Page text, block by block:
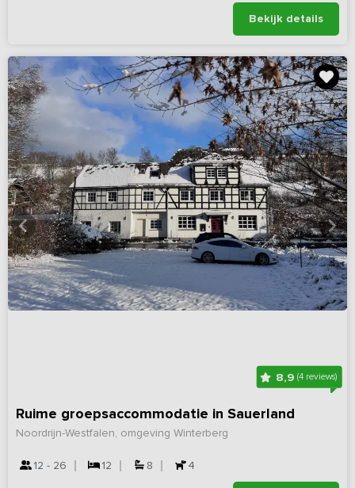
Bekijk details
8,9(4 reviews)
Ruime groepsaccommodatie in Sauerland
Noordrijn-Westfalen, omgeving Winterberg
12 - 26 12 8 4